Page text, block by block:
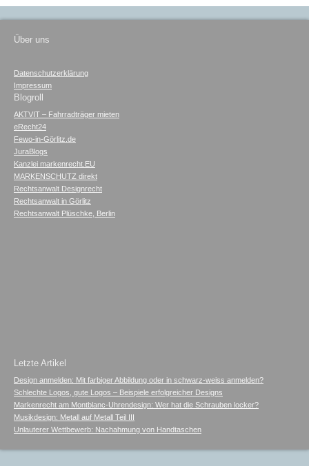
Über uns
Datenschutzerklärung
Impressum
Blogroll
AKTVIT – Fahrradträger mieten
eRecht24
Fewo-in-Görlitz.de
JuraBlogs
Kanzlei markenrecht.EU
MARKENSCHUTZ direkt
Rechtsanwalt Designrecht
Rechtsanwalt in Görlitz
Rechtsanwalt Plüschke, Berlin
Letzte Artikel
Design anmelden: Mit farbiger Abbildung oder in schwarz-weiss anmelden?
Schlechte Logos, gute Logos – Beispiele erfolgreicher Designs
Markenrecht am Montblanc-Uhrendesign: Wer hat die Schrauben locker?
Musikdesign: Metall auf Metall Teil III
Unlauterer Wettbewerb: Nachahmung von Handtaschen